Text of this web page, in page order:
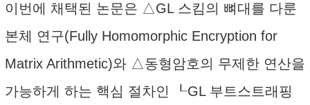
이번에 채택된 논문은 △GL 스킴의 뼈대를 다룬
본체 연구(Fully Homomorphic Encryption for
Matrix Arithmetic)와 △동형암호의 무제한 연산을
가능하게 하는 핵심 절차인 ┖GL 부트스트래핑